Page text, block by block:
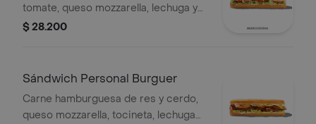
tomate, queso mozzarella, lechuga y
mayonesa
$ 28.200
Sándwich Personal Burguer
Carne hamburguesa de res y cerdo,
queso mozzarella, tocineta, lechuga